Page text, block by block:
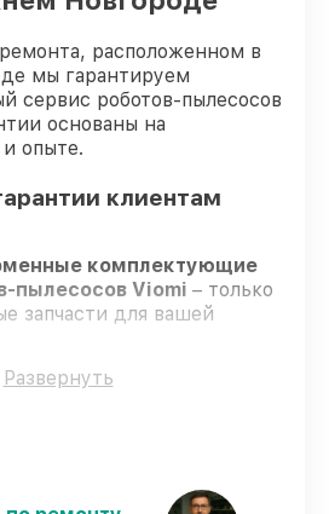
расположенном в
мы гарантируем
сервис роботов-пылесосов
основаны на
опыте.
клиентам
комплектующие
пылесосов Viomi – только
запчасти для вашей
отбор, что
гарантия
– на все виды
Развернуть